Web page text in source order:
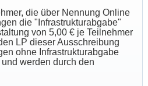
die über Nennung Online
die "Infrastrukturabgabe"
von 5,00 € je Teilnehmer
LP dieser Ausschreibung
ohne Infrastrukturabgabe
werden durch den